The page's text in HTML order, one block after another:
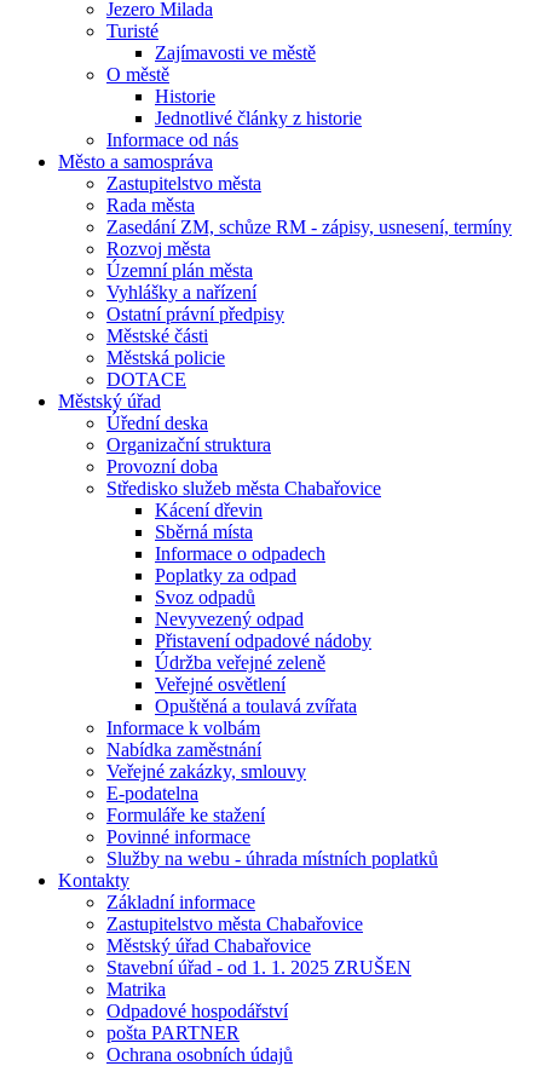
Jezero Milada
Turisté
Zajímavosti ve městě
O městě
Historie
Jednotlivé články z historie
Informace od nás
Město a samospráva
Zastupitelstvo města
Rada města
Zasedání ZM, schůze RM - zápisy, usnesení, termíny
Rozvoj města
Územní plán města
Vyhlášky a nařízení
Ostatní právní předpisy
Městské části
Městská policie
DOTACE
Městský úřad
Úřední deska
Organizační struktura
Provozní doba
Středisko služeb města Chabařovice
Kácení dřevin
Sběrná místa
Informace o odpadech
Poplatky za odpad
Svoz odpadů
Nevyvezený odpad
Přistavení odpadové nádoby
Údržba veřejné zeleně
Veřejné osvětlení
Opuštěná a toulavá zvířata
Informace k volbám
Nabídka zaměstnání
Veřejné zakázky, smlouvy
E-podatelna
Formuláře ke stažení
Povinné informace
Služby na webu - úhrada místních poplatků
Kontakty
Základní informace
Zastupitelstvo města Chabařovice
Městský úřad Chabařovice
Stavební úřad - od 1. 1. 2025 ZRUŠEN
Matrika
Odpadové hospodářství
pošta PARTNER
Ochrana osobních údajů